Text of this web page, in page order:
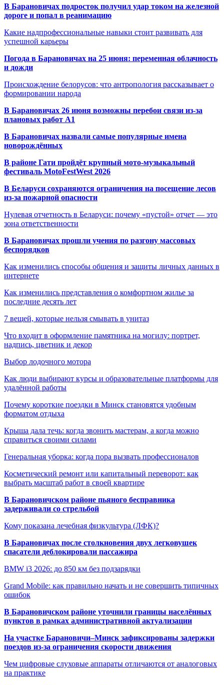
В Барановичах подросток получил удар током на железной
дороге и попал в реанимацию
Какие надпрофессиональные навыки стоит развивать для
успешной карьеры
Погода в Барановичах на 25 июня: переменная облачность
и дожди
Происхождение белорусов: что антропология рассказывает о
формировании народа
В Барановичах 26 июня возможны перебои связи из-за
плановых работ A1
В Барановичах назвали самые популярные имена
новорождённых
В районе Гати пройдёт крупный мото-музыкальный
фестиваль MotoFestWest 2026
В Беларуси сохраняются ограничения на посещение лесов
из-за пожарной опасности
Нулевая отчетность в Беларуси: почему «пустой» отчет — это
зона ответственности
В Барановичах прошли учения по разгону массовых
беспорядков
Как изменились способы общения и защиты личных данных в
интернете
Как изменились представления о комфортном жилье за
последние десять лет
7 вещей, которые нельзя смывать в унитаз
Что входит в оформление памятника на могилу: портрет,
надпись, цветник и декор
Выбор лодочного мотора
Как люди выбирают курсы и образовательные платформы для
удалённой работы
Почему короткие поездки в Минск становятся удобным
форматом отдыха
Крыша дала течь: когда звонить мастерам, а когда можно
справиться своими силами
Генеральная уборка: когда пора вызвать профессионалов
Косметический ремонт или капитальный переворот: как
выбрать масштаб работ в своей квартире
В Барановичском районе пьяного бесправника
задерживали со стрельбой
Кому показана лечебная физкультура (ЛФК)?
В Барановичах после столкновения двух легковушек
спасатели деблокировали пассажира
BMW i3 2026: до 850 км без подзарядки
Grand Mobile: как правильно начать и не совершить типичных
ошибок
В Барановичском районе уточнили границы населённых
пунктов в рамках административной актуализации
На участке Барановичи–Минск зафиксированы задержки
поездов из-за ограничения скорости движения
Чем цифровые слуховые аппараты отличаются от аналоговых
на практике